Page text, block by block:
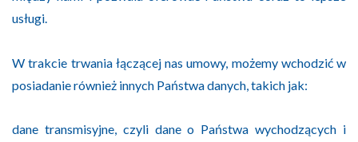
usługi.
W trakcie trwania łączącej nas umowy, możemy wchodzić w
posiadanie również innych Państwa danych, takich jak:
dane transmisyjne, czyli dane o Państwa wychodzących i